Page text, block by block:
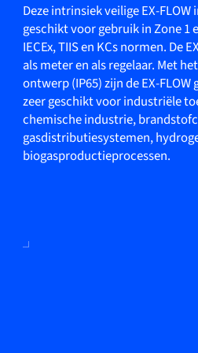
Deze intrinsiek veilige EX-
geschikt voor gebruik in Zone 1
IECEx, TIIS en KCs normen. De
als meter en als regelaar. Met
ontwerp (IP65) zijn de EX-
zeer geschikt voor industriële
chemische industrie,
gasdistributiesystemen,
biogasproductieprocessen.